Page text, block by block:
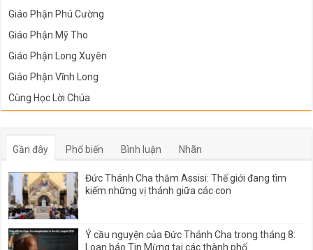
Giáo Phận Phú Cường
Giáo Phận Mỹ Tho
Giáo Phận Long Xuyên
Giáo Phận Vĩnh Long
Cùng Học Lời Chúa
Gần đây Phổ biến Bình luận Nhãn
Đức Thánh Cha thăm Assisi: Thế giới đang tìm
kiếm những vị thánh giữa các con
Ý cầu nguyện của Đức Thánh Cha trong tháng 8:
Loan báo Tin Mừng tại các thành phố